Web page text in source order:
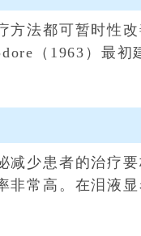
都可暂时性改
（1963）最
患者的治疗要
非常高。在泪液